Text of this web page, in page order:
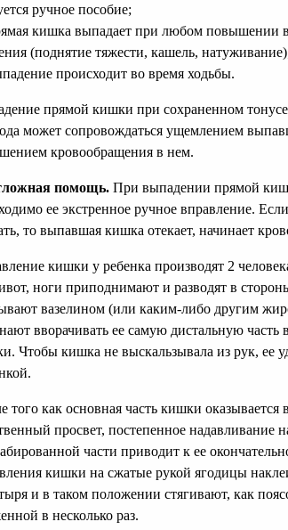
ручное пособие;
кишка выпадает при любом повышении
(поднятие тяжести, кашель,
происходит во время ходьбы.
прямой кишки при сохраненном тонусе
может сопровождаться ущемлением
кровообращения в нем.
помощь. При выпадении прямой
ее экстренное ручное вправление.
то выпавшая кишка отекает, начинает
кишки у ребенка производят 2
ноги приподнимают и разводят в
вазелином (или каким-либо другим
вворачивать ее самую дистальную часть
Чтобы кишка не выскальзывала из рук, ее
того как основная часть кишки оказывается
просвет, постепенное надавливание
части приводит к ее
кишки на сжатые рукой ягодицы
и в таком положении стягивают, как
в несколько раз.